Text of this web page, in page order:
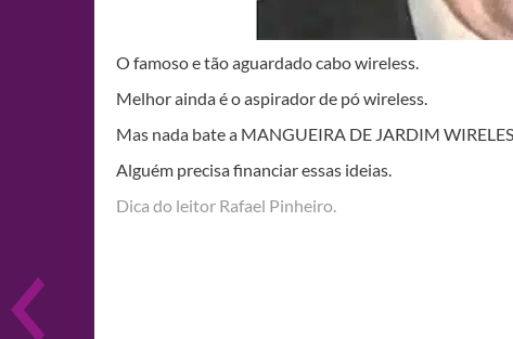
O famoso e tão aguardado cabo wireless.
Melhor ainda é o aspirador de pó wireless.
Mas nada bate a MANGUEIRA DE JARDIM
Alguém precisa financiar essas ideias.
Dica do leitor Rafael Pinheiro.